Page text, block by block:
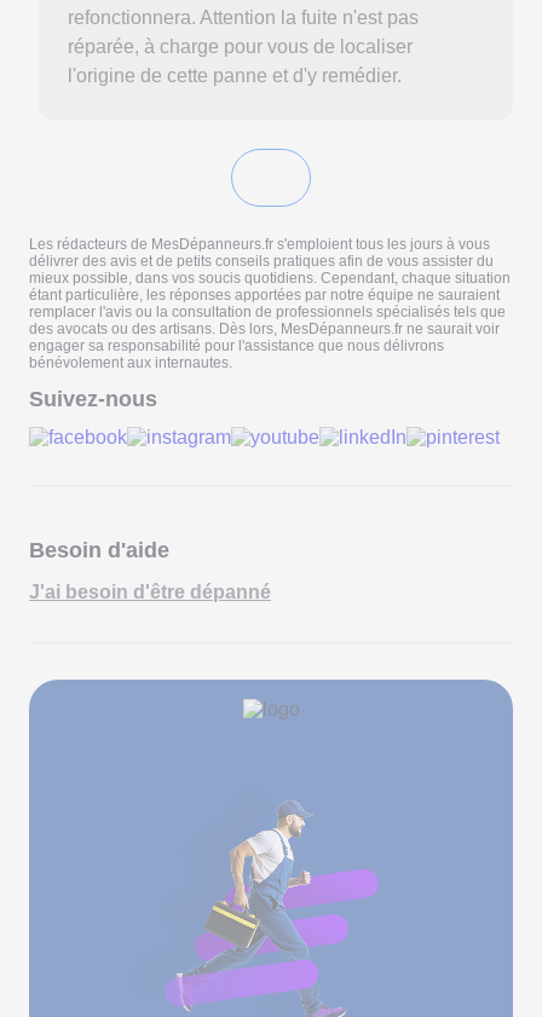
refonctionnera. Attention la fuite n'est pas
réparée, à charge pour vous de localiser
l'origine de cette panne et d'y remédier.
Les rédacteurs de MesDépanneurs.fr s'emploient tous les jours à vous
délivrer des avis et de petits conseils pratiques afin de vous assister du
mieux possible, dans vos soucis quotidiens. Cependant, chaque situation
étant particulière, les réponses apportées par notre équipe ne sauraient
remplacer l'avis ou la consultation de professionnels spécialisés tels que
des avocats ou des artisans. Dès lors, MesDépanneurs.fr ne saurait voir
engager sa responsabilité pour l'assistance que nous délivrons
bénévolement aux internautes.
Suivez-nous
Besoin d'aide
J'ai besoin d'être dépanné